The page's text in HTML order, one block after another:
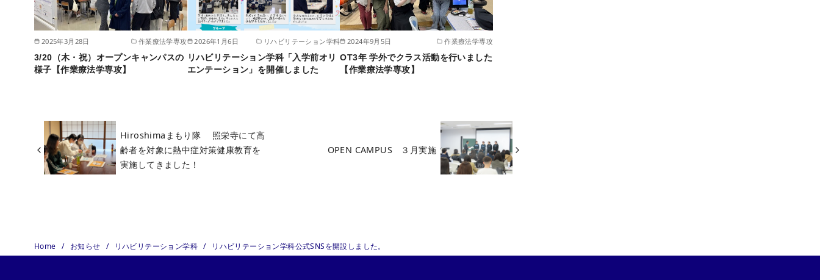
2025年3月28日 作業療法学専攻
3/20（木・祝）オープンキャンパスの
様子【作業療法学専攻】
2026年1月6日 リハビリテーション学科
リハビリテーション学科「入学前オリ
エンテーション」を開催しました
2024年9月5日 作業療法学専攻
OT3年 学外でクラス活動を行いました
【作業療法学専攻】
Hiroshimaまもり隊 照栄寺にて高
齢者を対象に熱中症対策健康教育を
実施してきました！
OPEN CAMPUS ３月実施
Home お知らせ リハビリテーション学科 リハビリテーション学科公式SNSを開設しました。